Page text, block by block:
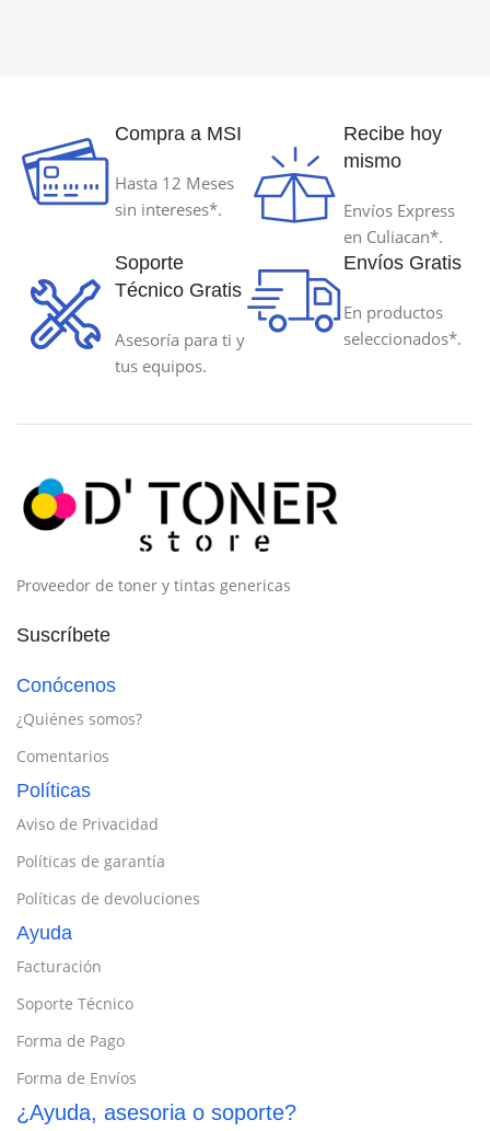
PAGINAS AL 5% DE COBERTURA
70 ml
TECNOLOGÍA DE IMPRESIÓN
Inyeccion de Tinta
PAGINAS AL 5% DE
70 ml
TECNOLOGÍA DE
Inyeccion de Tinta
Compra a MSI
Hasta 12 Meses
sin intereses*.
Recibe hoy
mismo
Envíos Express
en Culiacan*.
Soporte
Técnico Gratis
Asesoría para ti y
tus equipos.
Envíos Gratis
En productos
seleccionados*.
Proveedor de toner y tintas genericas
Suscríbete
Conócenos
¿Quiénes somos?
Comentarios
Políticas
Aviso de Privacidad
Políticas de garantía
Políticas de devoluciones
Ayuda
Facturación
Soporte Técnico
Forma de Pago
Forma de Envíos
¿Ayuda, asesoria o soporte?